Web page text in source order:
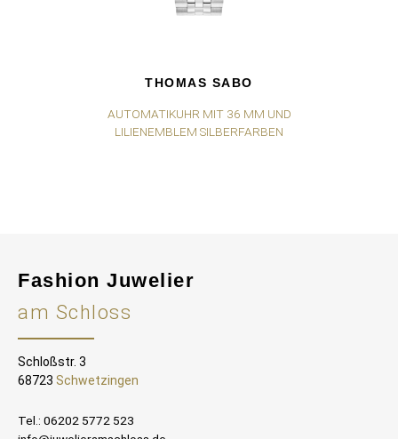
THOMAS SABO
AUTOMATIKUHR MIT 36 MM UND
LILIENEMBLEM SILBERFARBEN
Fashion Juwelier
am Schloss
Schloßstr. 3
68723 Schwetzingen
Tel.: 06202 5772 523